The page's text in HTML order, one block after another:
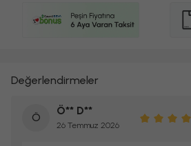
Değerlendirmeler
Ö
Ö** D**
26 Temmuz 2026